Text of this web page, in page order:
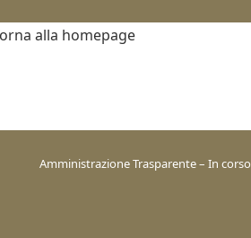
Amministrazione Trasparente – In corso